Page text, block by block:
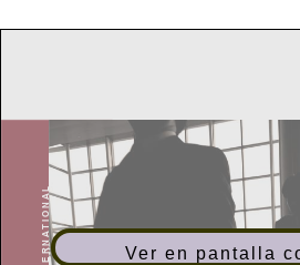
Ver en pantalla